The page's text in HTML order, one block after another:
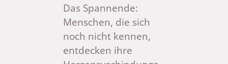
Das Spannende:
Menschen, die sich
noch nicht kennen,
entdecken ihre